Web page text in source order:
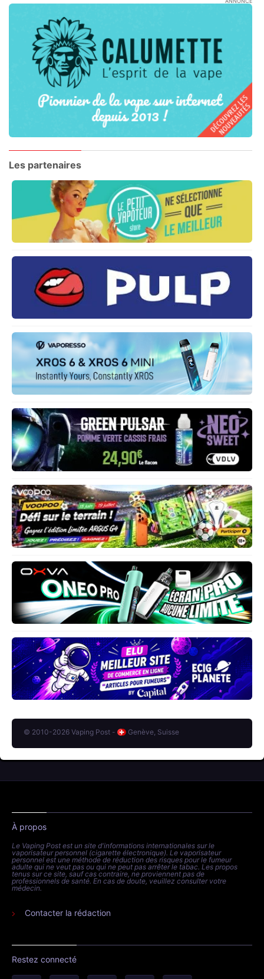
Les partenaires
© 2010-2026 Vaping Post - Genève, Suisse
À propos
Le Vaping Post est un site d'informations internationales sur le
vaporisateur personnel (cigarette électronique). Le vaporisateur
personnel est une méthode de réduction des risques pour le fumeur
adulte qui ne veut pas ou qui ne peut pas arrêter le tabac. Les propos
tenus sur ce site, sauf cas contraire, ne proviennent pas de
professionnels de santé. En cas de doute, veuillez consulter votre
médecin.
Contacter la rédaction
Restez connecté